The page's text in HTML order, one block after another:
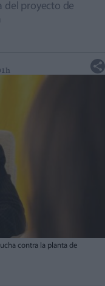
del proyecto de
contra la planta de